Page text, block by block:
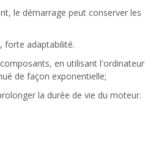
le démarrage peut conserver les
forte adaptabilité.
en utilisant l'ordinateur
de façon exponentielle;
la durée de vie du moteur.